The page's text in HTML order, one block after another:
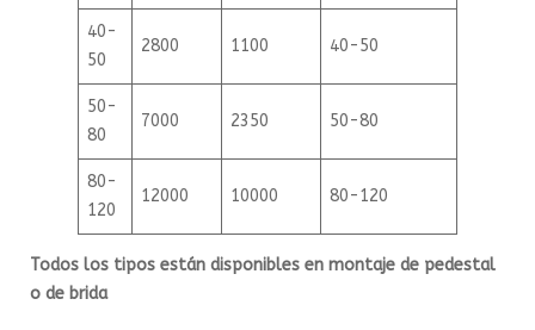
40-
50
2800 1100 40-50
50-
80
7000 2350 50-80
80-
120
12000 10000 80-120
Todos los tipos están disponibles en montaje de pedestal
o de brida